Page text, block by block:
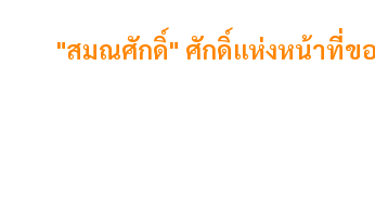
"สมณศักดิ์​" ศักดิ์แห่งหน้าที่ข